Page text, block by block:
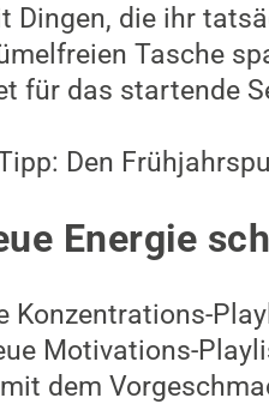
Dingen, die ihr
Tasche
für das startende
Den
Energie
Konzentrations-
Motivations-
dem